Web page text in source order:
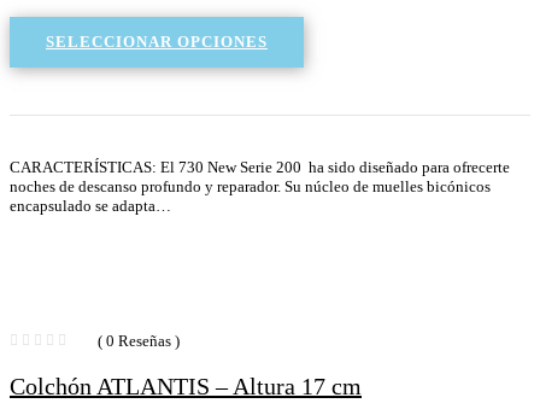
precios:
hasta
SELECCIONAR OPCIONES
CARACTERÍSTICAS: El 730 New Serie 200 ha sido diseñado para ofrecerte
noches de descanso profundo y reparador. Su núcleo de muelles bicónicos
encapsulado se adapta…
( 0 Reseñas )
Colchón ATLANTIS – Altura 17 cm